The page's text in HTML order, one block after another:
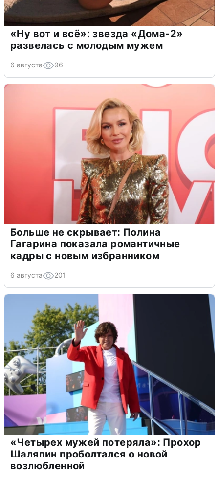
«Ну вот и всё»: звезда «Дома-2»
развелась с молодым мужем
6 августа 96
Больше не скрывает: Полина
Гагарина показала романтичные
кадры с новым избранником
6 августа 201
«Четырех мужей потеряла»: Прохор
Шаляпин проболтался о новой
возлюбленной